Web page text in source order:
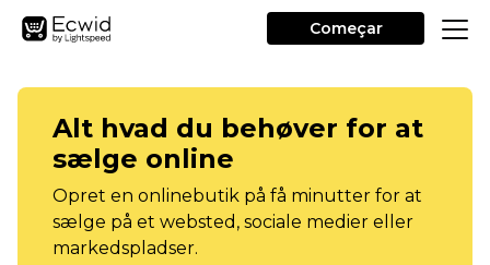
Começar
Alt hvad du behøver for at
sælge online
Opret en onlinebutik på få minutter for at
sælge på et websted, sociale medier eller
markedspladser.